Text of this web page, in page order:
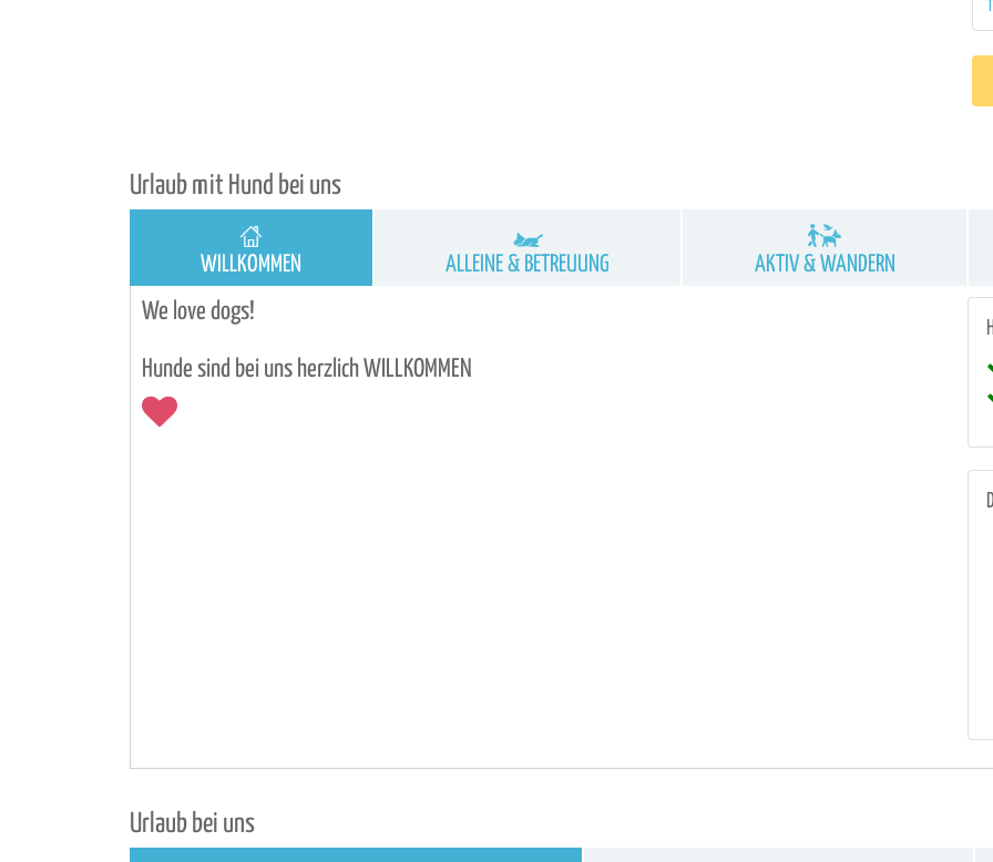
Urlaub mit Hund bei uns
WILLKOMMEN ALLEINE & BETREUUNG AKTIV & WANDERN
We love dogs!
Hunde sind bei uns herzlich WILLKOMMEN
Urlaub bei uns